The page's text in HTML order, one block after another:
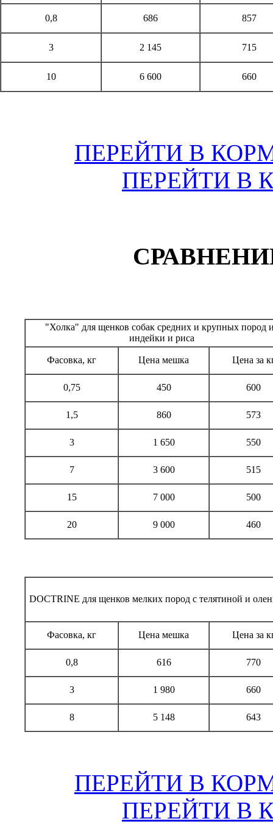
0,8 686 857
3 2 145 715
10 6 600 660
ПЕРЕЙТИ В
ПЕРЕЙТИ В
С
"Холка" для щенков собак средних и крупных пород
индейки и риса
Фасовка, кг Цена мешка Цена за
0,75 450 600
1,5 860 573
3 1 650 550
7 3 600 515
15 7 000 500
20 9 000 460
DOCTRINE для щенков мелких пород с телятиной и
Фасовка, кг Цена мешка Цена за
0,8 616 770
3 1 980 660
8 5 148 643
ПЕРЕЙТИ В
ПЕРЕЙТИ В